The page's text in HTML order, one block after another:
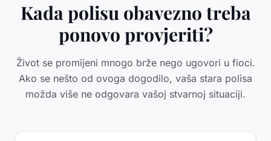
Kada polisu obavezno treba
ponovo provjeriti?
Život se promijeni mnogo brže nego ugovori u fioci.
Ako se nešto od ovoga dogodilo, vaša stara polisa
možda više ne odgovara vašoj stvarnoj situaciji.